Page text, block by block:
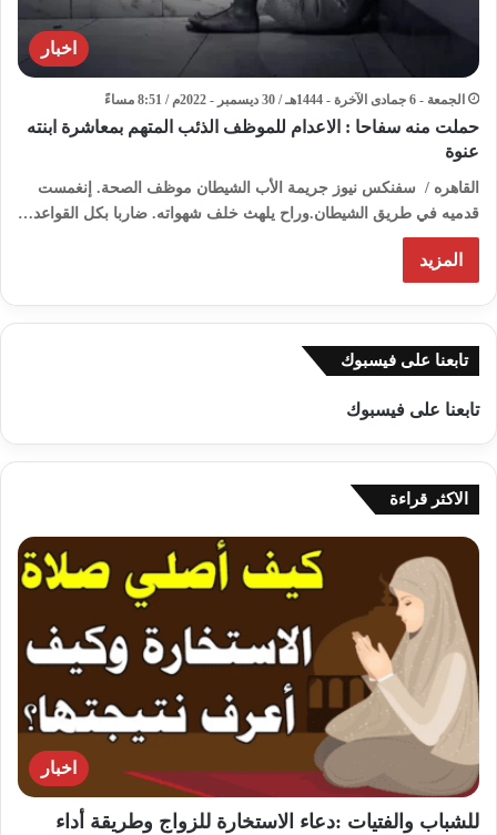
اخبار
الجمعة - 6 جمادى الآخرة - 1444هـ / 30 ديسمبر - 2022م / 8:51 مساءً
حملت منه سفاحا : الاعدام للموظف الذئب المتهم بمعاشرة ابنته
عنوة
القاهره / سفنكس نيوز جريمة الأب الشيطان موظف الصحة. إنغمست
قدميه في طريق الشيطان.وراح يلهث خلف شهواته. ضاربا بكل القواعد…
المزيد
تابعنا على فيسبوك
تابعنا على فيسبوك
الاكثر قراءة
اخبار
للشباب والفتيات :دعاء الاستخارة للزواج وطريقة أداء